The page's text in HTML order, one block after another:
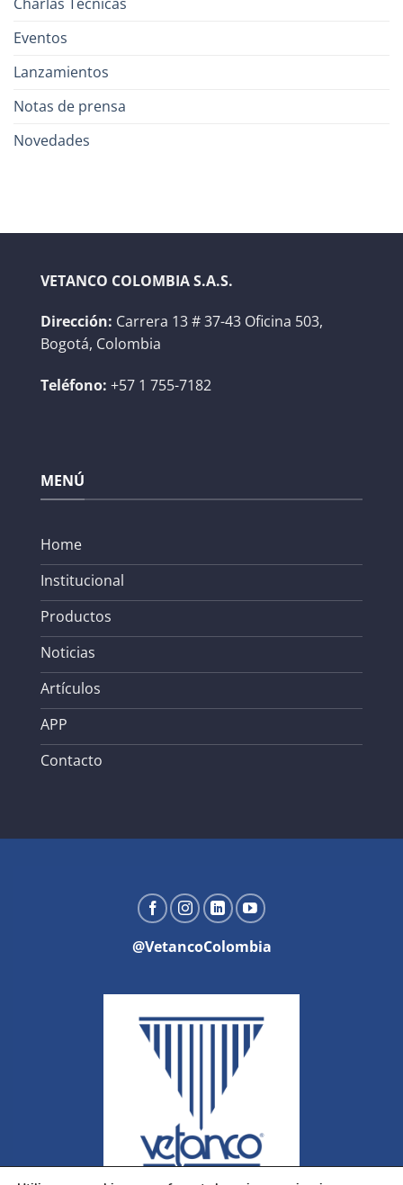
Eventos
Lanzamientos
Notas de prensa
Novedades
VETANCO COLOMBIA S.A.S.
Dirección: Carrera 13 # 37-43 Oficina 503,
Bogotá, Colombia
Teléfono: +57 1 755-7182
MENÚ
Home
Institucional
Productos
Noticias
Artículos
APP
Contacto
@VetancoColombia